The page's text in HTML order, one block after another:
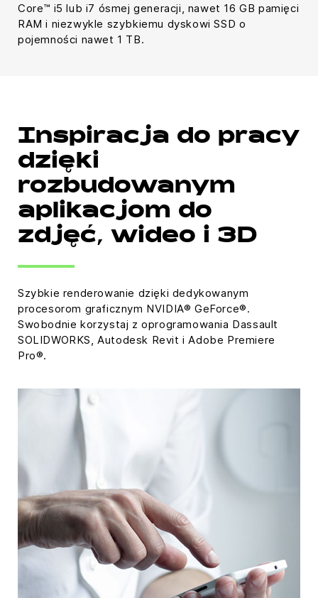
Core™ i5 lub i7 ósmej generacji, nawet 16 GB pamięci
RAM i niezwykle szybkiemu dyskowi SSD o
pojemności nawet 1 TB.
Inspiracja do pracy
dzięki
rozbudowanym
aplikacjom do
zdjęć, wideo i 3D
Szybkie renderowanie dzięki dedykowanym
procesorom graficznym NVIDIA® GeForce®.
Swobodnie korzystaj z oprogramowania Dassault
SOLIDWORKS, Autodesk Revit i Adobe Premiere
Pro®.